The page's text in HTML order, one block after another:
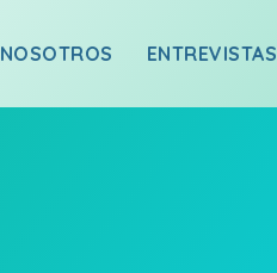
NOSOTROS ENTREVISTAS